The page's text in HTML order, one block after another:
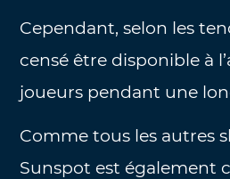
Cependant, selon les
censé être disponible à
joueurs pendant une
Comme tous les autres
Sunspot est également